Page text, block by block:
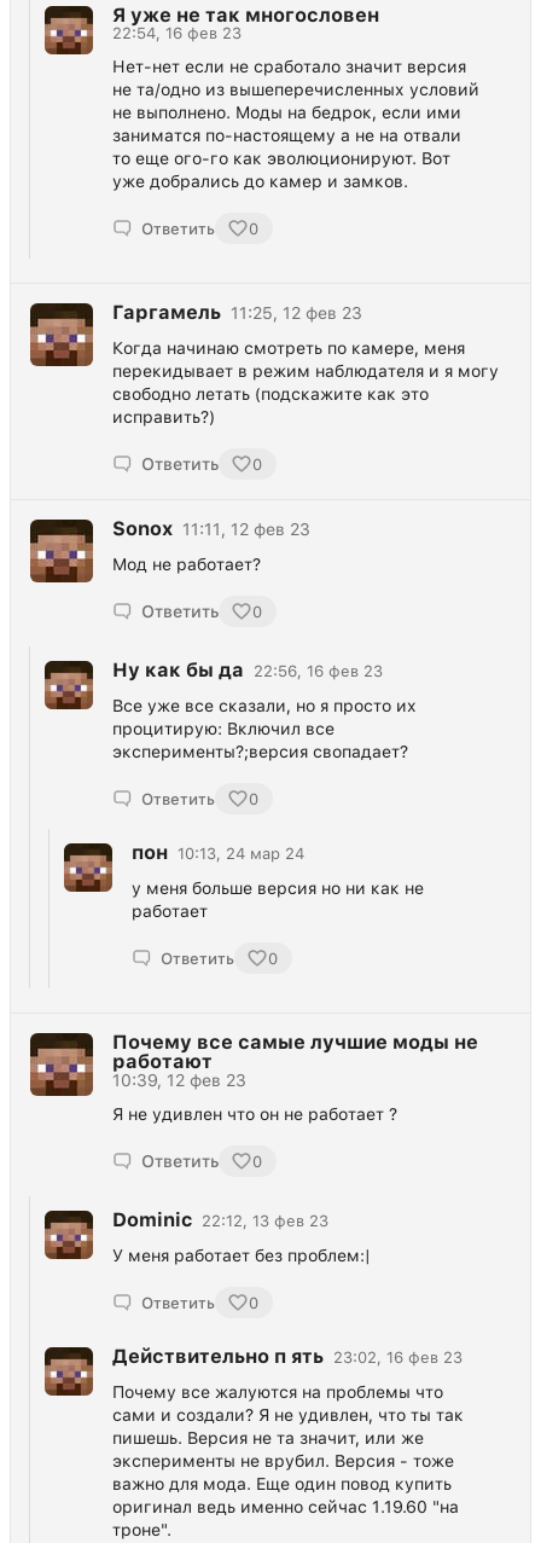
Я уже не так многословен
22:54, 16 фев 23
Нет-нет если не сработало значит версия
не та/одно из вышеперечисленных условий
не выполнено. Моды на бедрок, если ими
заниматся по-настоящему а не на отвали
то еще ого-го как эволюционируют. Вот
уже добрались до камер и замков.
Ответить 0
Гаргамель 11:25, 12 фев 23
Когда начинаю смотреть по камере, меня
перекидывает в режим наблюдателя и я могу
свободно летать (подскажите как это
исправить?)
Ответить 0
Sonox 11:11, 12 фев 23
Мод не работает?
Ответить 0
Ну как бы да 22:56, 16 фев 23
Все уже все сказали, но я просто их
процитирую: Включил все
эксперименты?;версия свопадает?
Ответить 0
пон 10:13, 24 мар 24
у меня больше версия но ни как не
работает
Ответить 0
Почему все самые лучшие моды не
работают
10:39, 12 фев 23
Я не удивлен что он не работает ?
Ответить 0
Dominic 22:12, 13 фев 23
У меня работает без проблем:|
Ответить 0
Действительно п ять 23:02, 16 фев 23
Почему все жалуются на проблемы что
сами и создали? Я не удивлен, что ты так
пишешь. Версия не та значит, или же
эксперименты не врубил. Версия - тоже
важно для мода. Еще один повод купить
оригинал ведь именно сейчас 1.19.60 "на
троне".